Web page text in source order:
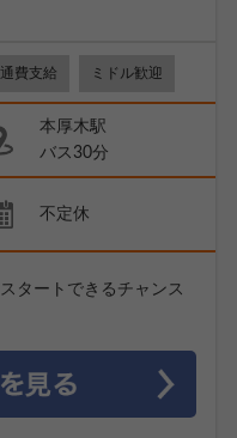
費支給 ミドル歓迎
本厚木駅
バス30分
不定休
タートできるチャンス